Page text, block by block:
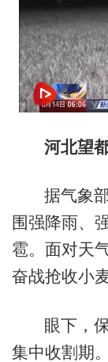
河北望
据气象
围强降雨、
雹。面对天
奋战抢收小
眼下，
集中收割期